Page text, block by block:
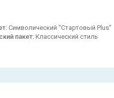
Символический "Стартовый Plus"
пакет:Классический стиль